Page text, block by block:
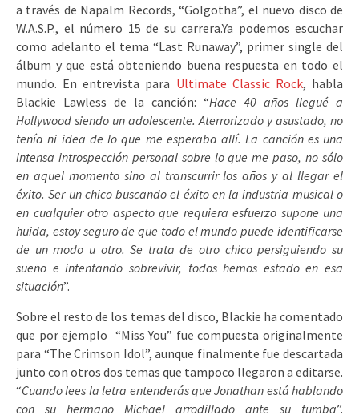
a través de Napalm Records, “Golgotha”, el nuevo disco de
W.A.S.P., el número 15 de su carrera.Ya podemos escuchar
como adelanto el tema “Last Runaway”, primer single del
álbum y que está obteniendo buena respuesta en todo el
mundo. En entrevista para Ultimate Classic Rock, habla
Blackie Lawless de la canción: “Hace 40 años llegué a
Hollywood siendo un adolescente. Aterrorizado y asustado, no
tenía ni idea de lo que me esperaba allí. La canción es una
intensa introspección personal sobre lo que me paso, no sólo
en aquel momento sino al transcurrir los años y al llegar el
éxito. Ser un chico buscando el éxito en la industria musical o
en cualquier otro aspecto que requiera esfuerzo supone una
huida, estoy seguro de que todo el mundo puede identificarse
de un modo u otro. Se trata de otro chico persiguiendo su
sueño e intentando sobrevivir, todos hemos estado en esa
situación”.
Sobre el resto de los temas del disco, Blackie ha comentado
que por ejemplo “Miss You” fue compuesta originalmente
para “The Crimson Idol”, aunque finalmente fue descartada
junto con otros dos temas que tampoco llegaron a editarse.
“Cuando lees la letra entenderás que Jonathan está hablando
con su hermano Michael arrodillado ante su tumba”.